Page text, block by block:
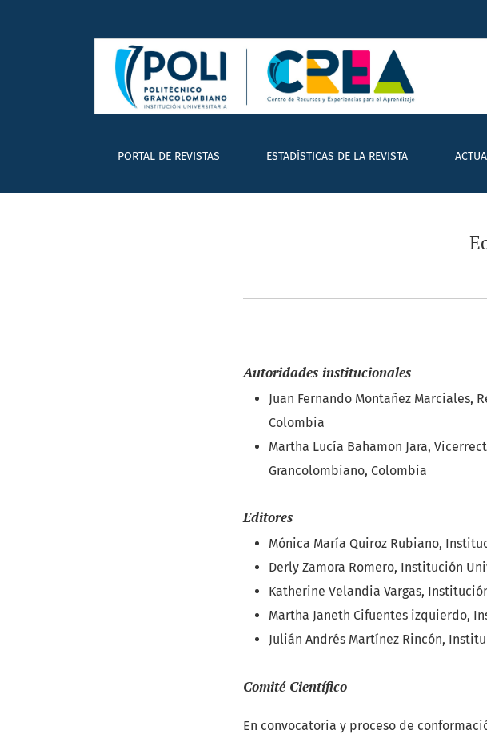
PORTAL DE REVISTAS ESTADÍSTICAS DE LA REVISTA
Autoridades institucionales
Juan Fernando Montañez
Colombia
Martha Lucía Bahamon Jara,
Grancolombiano, Colombia
Editores
Mónica María Quiroz Rubiano,
Derly Zamora Romero, Institución
Katherine Velandia Vargas,
Martha Janeth Cifuentes izquierdo,
Julián Andrés Martínez Rincón,
Comité Científico
En convocatoria y proceso de